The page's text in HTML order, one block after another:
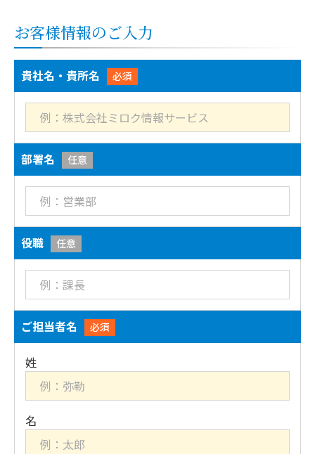
お客様情報のご入力
貴社名・貴所名 必須
部署名 任意
役職 任意
ご担当者名 必須